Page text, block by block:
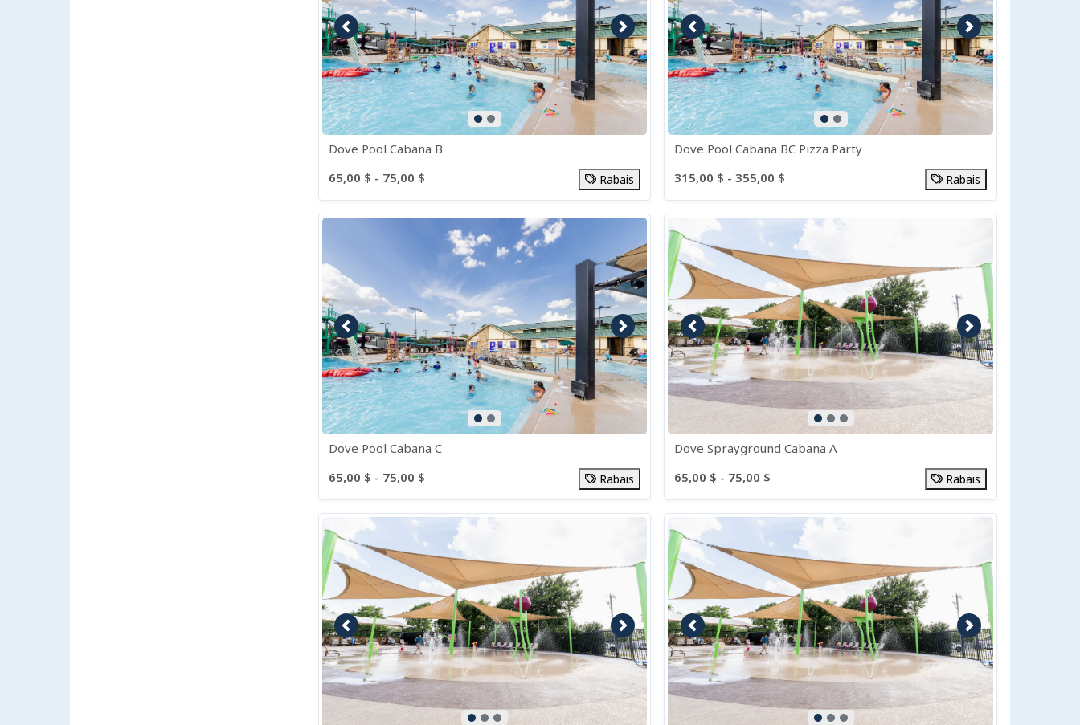
Image précédente Image suivante
Dove Pool Cabana B
65,00 $ - 75,00 $
Rabais
Image précédente Image suivante
Dove Pool Cabana BC Pizza Party
315,00 $ - 355,00 $
Rabais
Image précédente Image suivante
Dove Pool Cabana C
65,00 $ - 75,00 $
Rabais
Image précédente Image suivante
Dove Sprayground Cabana A
65,00 $ - 75,00 $
Rabais
Image précédente Image suivanteImage précédente Image suivante